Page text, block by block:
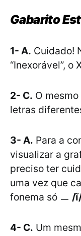
Gabarito
1- A. Cuidado!
“Inexorável”, o
2- C. O
letras
3- A. Para a
visualizar a
preciso ter
uma vez que
fonema só ㅡ /
4- C. Um